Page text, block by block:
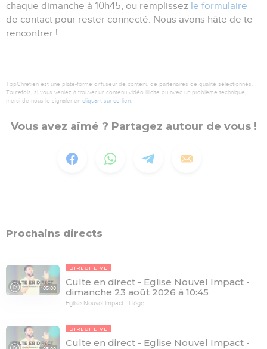
chaque dimanche à 10h45, ou remplissez le formulaire
de contact pour rester connecté. Nous avons hâte de te
rencontrer !
TopChrétien est une plate-forme diffuseur de contenu de partenaires de qualité sélectionnés.
Toutefois, si vous veniez à trouver un contenu vidéo illicite ou avec un problème technique,
merci de nous le signaler en cliquant sur ce lien
Vous avez aimé ? Partagez autour de vous !
Prochains directs
105:00
DIRECT LIVE
Culte en direct - Eglise Nouvel Impact -
dimanche 23 août 2026 à 10:45
Eglise Nouvel Impact - Liège
DIRECT LIVE
Culte en direct - Eglise Nouvel Impact -